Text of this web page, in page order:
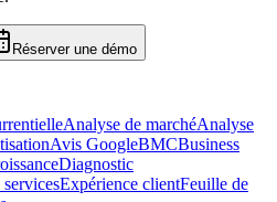
Réserver une démo
Analyse de marchéAnalyse
Avis GoogleBMCBusiness
Diagnostic
Expérience clientFeuille de